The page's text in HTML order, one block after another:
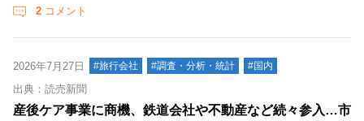
2 コメント
2026年7月27日 #旅行会社 #調査・分析・統計 #国内
出典：読売新聞
産後ケア事業に商機、鉄道会社や不動産など続々参入…市